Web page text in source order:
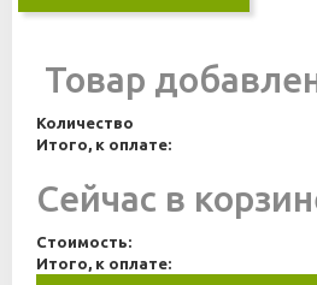
Товар
Количество
Итого, к оплате:
Сейчас в
Стоимость:
Итого, к оплате: